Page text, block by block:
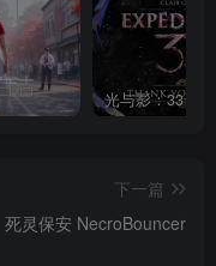
下一篇
死灵保安 NecroBouncer